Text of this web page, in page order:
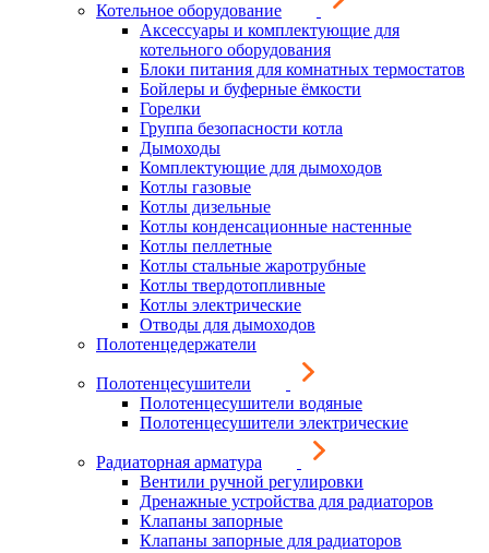
Котельное оборудование
Аксессуары и комплектующие для
котельного оборудования
Блоки питания для комнатных термостатов
Бойлеры и буферные ёмкости
Горелки
Группа безопасности котла
Дымоходы
Комплектующие для дымоходов
Котлы газовые
Котлы дизельные
Котлы конденсационные настенные
Котлы пеллетные
Котлы стальные жаротрубные
Котлы твердотопливные
Котлы электрические
Отводы для дымоходов
Полотенцедержатели
Полотенцесушители
Полотенцесушители водяные
Полотенцесушители электрические
Радиаторная арматура
Вентили ручной регулировки
Дренажные устройства для радиаторов
Клапаны запорные
Клапаны запорные для радиаторов